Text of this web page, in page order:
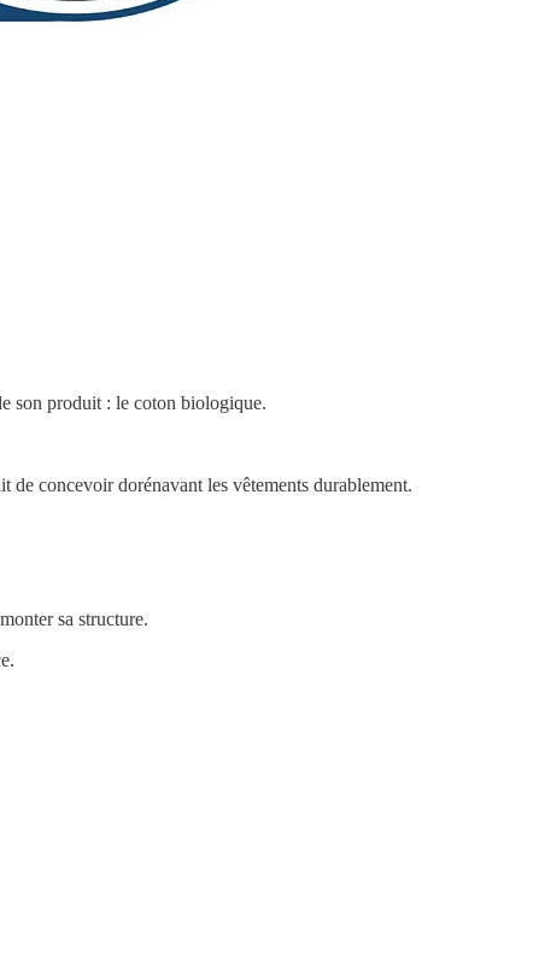
son produit : le coton biologique.
de concevoir dorénavant les vêtements durablement.
sa structure.